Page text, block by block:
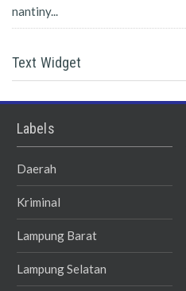
nantiny...
Text Widget
Labels
Daerah
Kriminal
Lampung Barat
Lampung Selatan